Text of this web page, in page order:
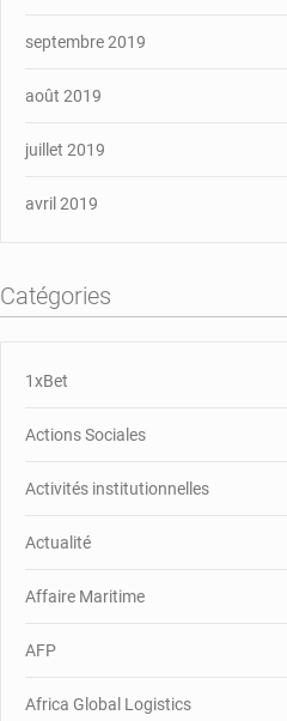
septembre 2019
août 2019
juillet 2019
avril 2019
Catégories
1xBet
Actions Sociales
Activités institutionnelles
Actualité
Affaire Maritime
AFP
Africa Global Logistics